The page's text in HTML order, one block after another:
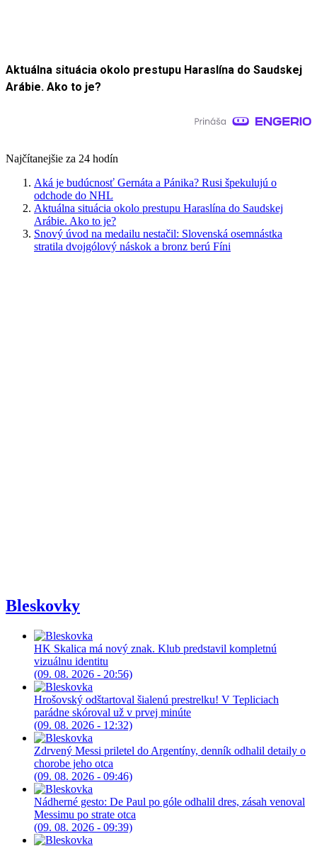
Aktuálna situácia okolo prestupu Haraslína do Saudskej
Arábie. Ako to je?
Najčítanejšie za 24 hodín
Aká je budúcnosť Gernáta a Pánika? Rusi špekulujú o
odchode do NHL
Aktuálna situácia okolo prestupu Haraslína do Saudskej
Arábie. Ako to je?
Snový úvod na medailu nestačil: Slovenská osemnástka
stratila dvojgólový náskok a bronz berú Fíni
Bleskovky
HK Skalica má nový znak. Klub predstavil kompletnú
vizuálnu identitu
(09. 08. 2026 - 20:56)
Hrošovský odštartoval šialenú prestrelku! V Tepliciach
parádne skóroval už v prvej minúte
(09. 08. 2026 - 12:32)
Zdrvený Messi priletel do Argentíny, denník odhalil detaily o
chorobe jeho otca
(09. 08. 2026 - 09:46)
Nádherné gesto: De Paul po góle odhalil dres, zásah venoval
Messimu po strate otca
(09. 08. 2026 - 09:39)